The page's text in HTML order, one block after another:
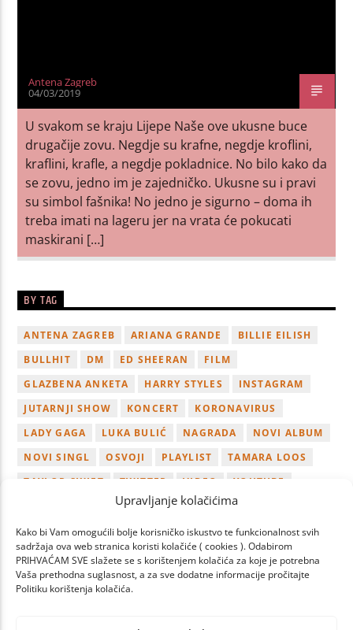
Upravljanje kolačićima
Kako bi Vam omogućili bolje korisničko iskustvo te funkcionalnost svih
sadržaja ova web stranica koristi kolačiće ( cookies ). Odabirom
PRIHVAĆAM SVE slažete se s korištenjem kolačića za koje je potrebna
Vaša prethodna suglasnost, a za sve dodatne informacije pročitajte
Politiku korištenja kolačića.
Antena Zagreb
04/03/2019
U svakom se kraju Lijepe Naše ove ukusne buce
drugačije zovu. Negdje su krafne, negdje kroflini,
kraflini, krafle, a negdje pokladnice. No bilo kako da
se zovu, jedno im je zajedničko. Ukusne su i pravi
su simbol fašnika! No jedno je sigurno – doma ih
treba imati na lageru jer na vrata će pokucati
maskirani […]
BY TAG
ANTENA ZAGREB ARIANA GRANDE
BILLIE EILISH
BULLHIT
DM ED SHEERAN
FILM
GLAZBENA ANKETA
HARRY STYLES
INSTAGRAM
JUTARNJI SHOW
KONCERT
KORONAVIRUS
LADY GAGA
LUKA BULIĆ NAGRADA
NOVI ALBUM
NOVI SINGL
OSVOJI PLAYLIST
TAMARA LOOS
TAYLOR SWIFT
TWITTER VIDEO
YOUTUBE